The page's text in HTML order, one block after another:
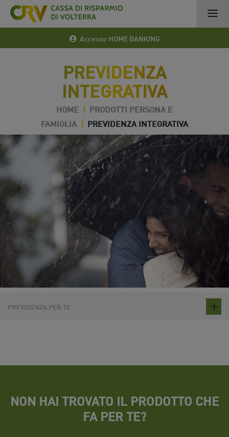
Accesso HOME BANKING
PREVIDENZA
INTEGRATIVA
HOME | PRODOTTI PERSONA E
FAMIGLIA | PREVIDENZA INTEGRATIVA
PREVIDENZA PER TE
NON HAI TROVATO IL PRODOTTO CHE
FA PER TE?